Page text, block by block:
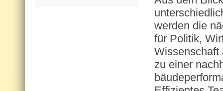
werden die
für Politik,
Wissenschaft
zu einer